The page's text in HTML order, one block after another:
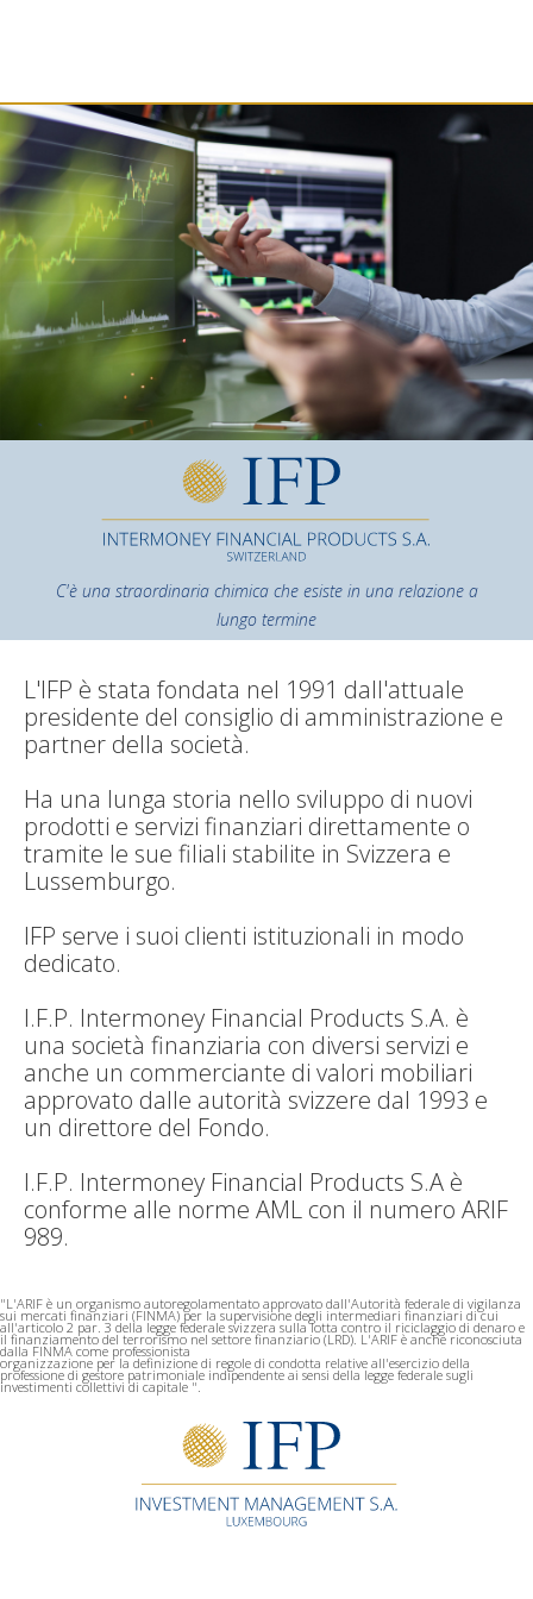
C'è una straordinaria chimica che esiste in una relazione a
lungo termine
L'IFP è stata fondata nel 1991 dall'attuale
presidente del consiglio di amministrazione e
partner della società.
Ha una lunga storia nello sviluppo di nuovi
prodotti e servizi finanziari direttamente o
tramite le sue filiali stabilite in Svizzera e
Lussemburgo.
IFP serve i suoi clienti istituzionali in modo
dedicato.
I.F.P. Intermoney Financial Products S.A. è
una società finanziaria con diversi servizi e
anche un commerciante di valori mobiliari
approvato dalle autorità svizzere dal 1993 e
un direttore del Fondo.
I.F.P. Intermoney Financial Products S.A è
conforme alle norme AML con il numero ARIF
989.
"L'ARIF è un organismo autoregolamentato approvato dall'Autorità federale di vigilanza
sui mercati finanziari (FINMA) per la supervisione degli intermediari finanziari di cui
all'articolo 2 par. 3 della legge federale svizzera sulla lotta contro il riciclaggio di denaro e
il finanziamento del terrorismo nel settore finanziario (LRD). L'ARIF è anche riconosciuta
dalla FINMA come professionista
organizzazione per la definizione di regole di condotta relative all'esercizio della
professione di gestore patrimoniale indipendente ai sensi della legge federale sugli
investimenti collettivi di capitale ".